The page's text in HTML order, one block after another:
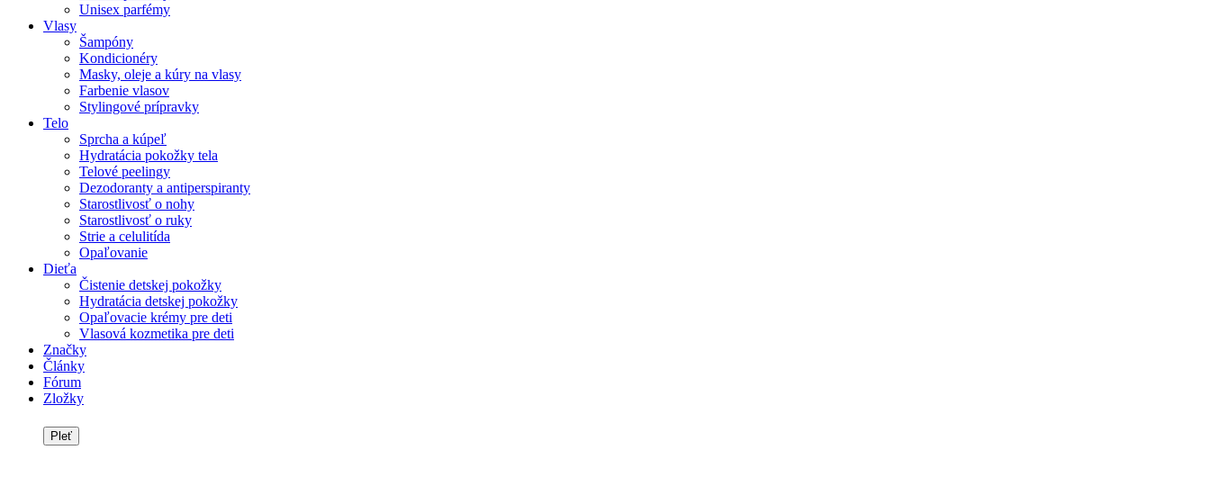
Unisex parfémy
Vlasy
Šampóny
Kondicionéry
Masky, oleje a kúry na vlasy
Farbenie vlasov
Stylingové prípravky
Telo
Sprcha a kúpeľ
Hydratácia pokožky tela
Telové peelingy
Dezodoranty a antiperspiranty
Starostlivosť o nohy
Starostlivosť o ruky
Strie a celulitída
Opaľovanie
Dieťa
Čistenie detskej pokožky
Hydratácia detskej pokožky
Opaľovacie krémy pre deti
Vlasová kozmetika pre deti
Značky
Články
Fórum
Zložky
Pleť